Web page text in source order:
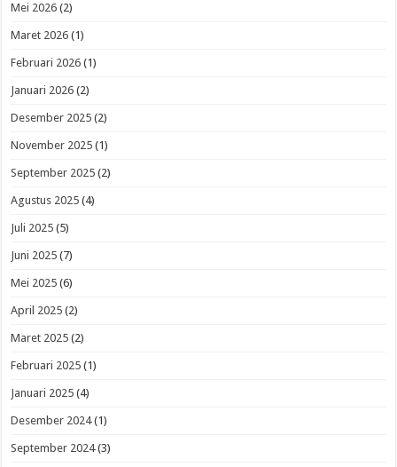
Mei 2026 (2)
Maret 2026 (1)
Februari 2026 (1)
Januari 2026 (2)
Desember 2025 (2)
November 2025 (1)
September 2025 (2)
Agustus 2025 (4)
Juli 2025 (5)
Juni 2025 (7)
Mei 2025 (6)
April 2025 (2)
Maret 2025 (2)
Februari 2025 (1)
Januari 2025 (4)
Desember 2024(1)
September 2024(3)